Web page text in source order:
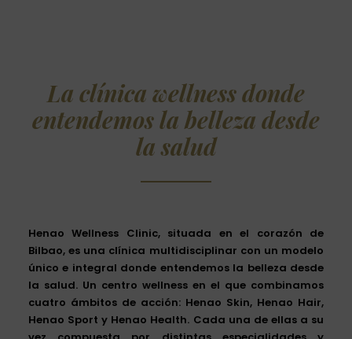
La clínica wellness donde
entendemos la belleza desde
la salud
Henao Wellness Clinic, situada en el corazón de
Bilbao, es una clínica multidisciplinar con un modelo
único e integral donde entendemos la belleza desde
la salud. Un centro wellness en el que combinamos
cuatro ámbitos de acción: Henao Skin, Henao Hair,
Henao Sport y Henao Health. Cada una de ellas a su